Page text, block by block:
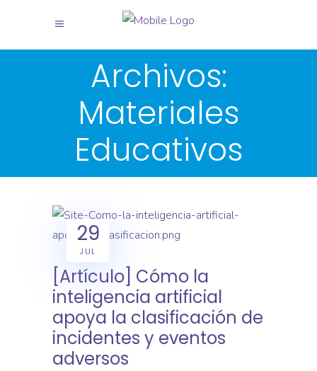
Archivos:
Materiales
Educativos
29
JUL
[Artículo] Cómo la
inteligencia artificial
apoya la clasificación de
incidentes y eventos
adversos